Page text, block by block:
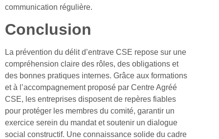
communication régulière.
Conclusion
La prévention du délit d’entrave CSE repose sur une
compréhension claire des rôles, des obligations et
des bonnes pratiques internes. Grâce aux formations
et à l’accompagnement proposé par Centre Agréé
CSE, les entreprises disposent de repères fiables
pour protéger les membres du comité, garantir un
exercice serein du mandat et soutenir un dialogue
social constructif. Une connaissance solide du cadre